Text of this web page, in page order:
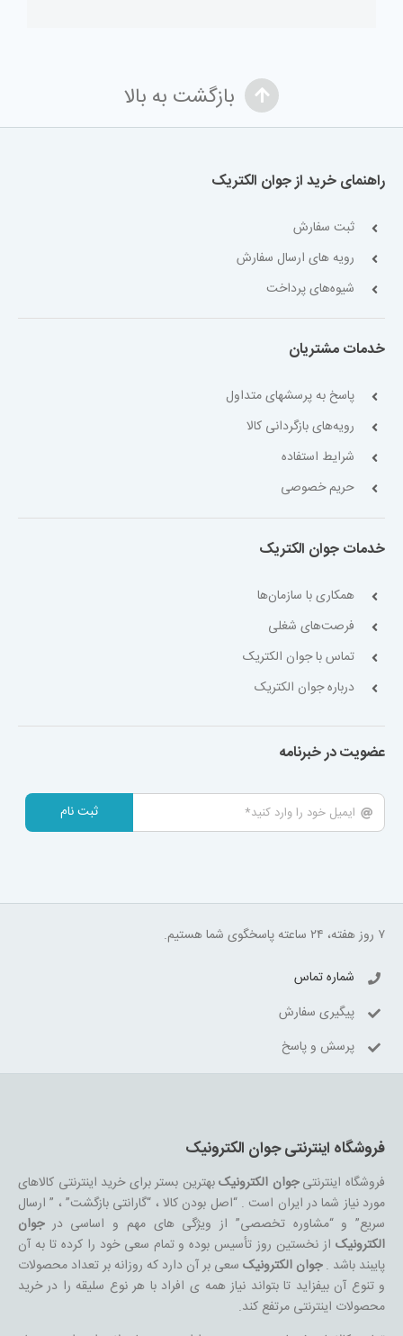
بازگشت به بالا
راهنمای خرید از جوان الکتریک
ثبت سفارش
رویه های ارسال سفارش
شیوه‌های پرداخت
خدمات مشتریان
پاسخ به پرسشهای متداول
رویه‌های بازگردانی کالا
شرایط استفاده
حریم خصوصی
خدمات جوان الکتریک
همکاری با سازمان‌ها
فرصت‌های شغلی
تماس با جوان الکتریک
درباره جوان الکتریک
عضویت در خبرنامه
ثبت نام
۷ روز هفته، ۲۴ ساعته پاسخگوی شما هستیم.
شماره تماس
پیگیری سفارش
پرسش و پاسخ
فروشگاه اینترنتی جوان الکترونیک
فروشگاه اینترنتیجوان الکترونیکبهترین بستر برای خرید اینترنتی کالاهای
مورد نیاز شما در ایران است . “اصل بودن کالا ، “گارانتی بازگشت” ، ” ارسال
سریع” و “مشاوره تخصصی” از ویژگی های مهم و اساسی درجوان
الکترونیکاز نخستین روز تأسیس بوده و تمام سعی خود را کرده تا به آن
پایبند باشد .جوان الکترونیکسعی بر آن دارد که روزانه بر تعداد محصولات
و تنوع آن بیفزاید تا بتواند نیاز همه ی افراد با هر نوع سلیقه را در خرید
محصولات اینترنتی مرتفع کند.